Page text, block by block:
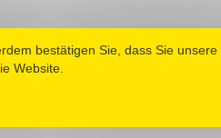
bestätigen Sie, dass Sie
Website.